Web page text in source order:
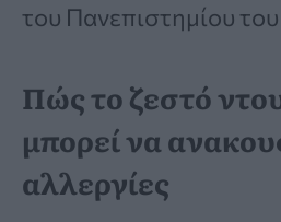
του Πανεπιστημίου
Πώς το ζεστό
μπορεί να
αλλεργίες